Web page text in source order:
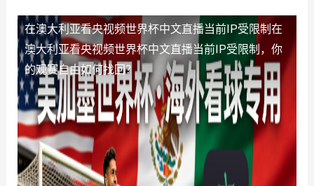
在澳大利亚看央视频世界杯中文直播当前IP受限制 在
澳大利亚看央视频世界杯中文直播当前IP受限制，你
的观赛自由如何找回？